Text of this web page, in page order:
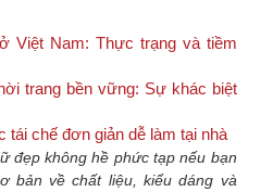
Việt Nam: Thực trạng và tiềm
trang bền vững: Sự khác biệt
tái chế đơn giản dễ làm tại nhà
đẹp không hề phức tạp nếu bạn
bản về chất liệu, kiểu dáng và